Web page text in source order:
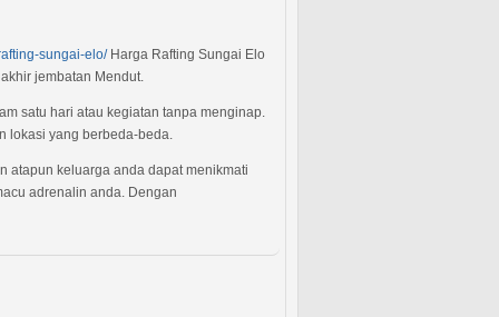
sungai-elo/Harga Rafting Sungai Elo
jembatan Mendut.
satu hari atau kegiatan tanpa menginap.
lokasi yang berbeda-beda.
atapun keluarga anda dapat menikmati
adrenalin anda. Dengan